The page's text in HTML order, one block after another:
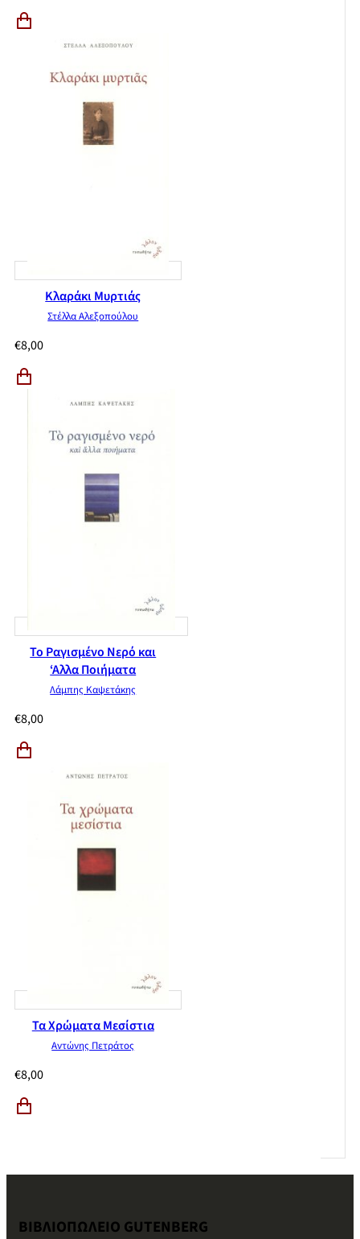
Κλαράκι Μυρτιάς
Στέλλα Αλεξοπούλου
€8,00
Το Ραγισμένο Νερό και
‘Αλλα Ποιήματα
Λάμπης Καψετάκης
€8,00
Τα Χρώματα Μεσίστια
Αντώνης Πετράτος
€8,00
ΒΙΒΛΙΟΠΩΛΕΙΟ GUTENBERG